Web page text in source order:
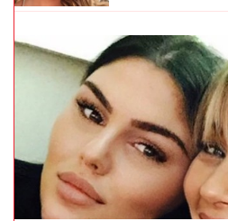
"MOJA LJUBAV JEDINA NA
Stanković i dalje čuva
Jeremić, zbog jednog detalja
nije preboleo
"NEĆE BITI
OČAJNICE"
haos, o ovome
bivše i sve